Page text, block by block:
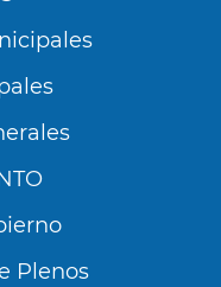
Plenos